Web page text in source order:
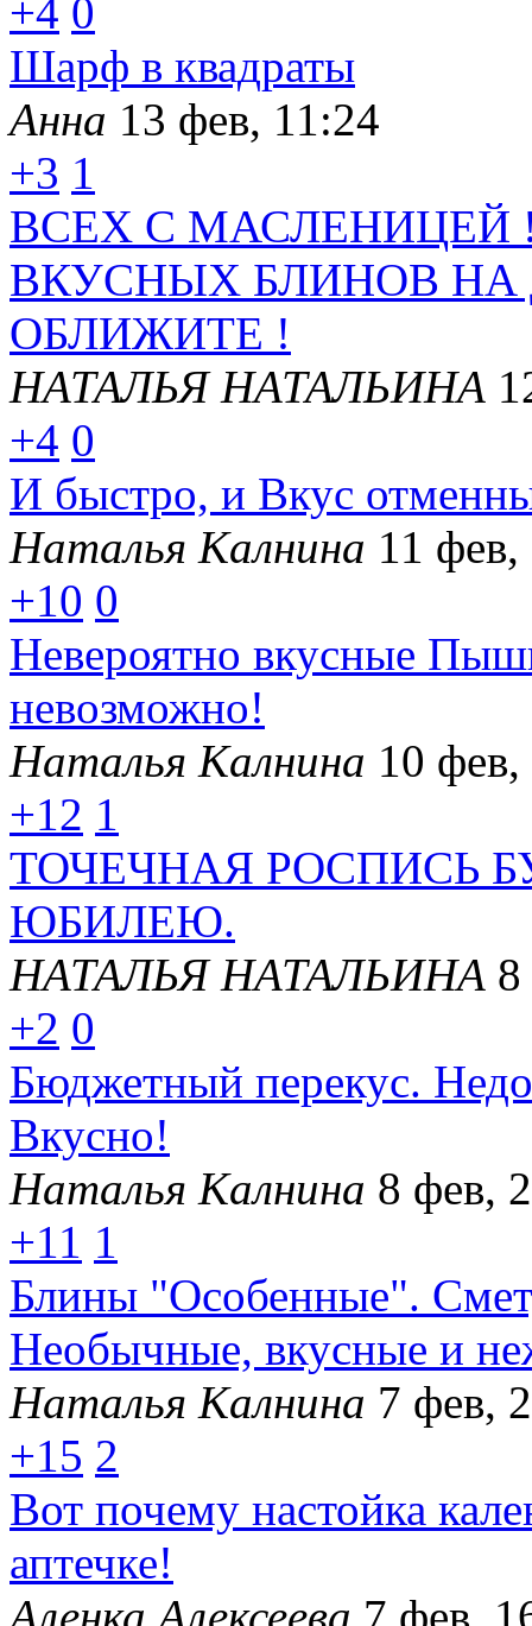
+4 0
Шарф в квадраты
Анна 13 фев, 11:24
+3 1
ВСЕХ С МАСЛЕНИЦЕЙ
ВКУСНЫХ БЛИНОВ
ОБЛИЖИТЕ !
НАТАЛЬЯ НАТАЛЬИНА
+4 0
И быстро, и Вкус
Наталья Калнина 11
+10 0
Невероятно вкусные
невозможно!
Наталья Калнина 10
+12 1
ТОЧЕЧНАЯ РОСПИСЬ
ЮБИЛЕЮ.
НАТАЛЬЯ НАТАЛЬИНА
+2 0
Бюджетный перекус.
Вкусно!
Наталья Калнина 8 фев,
+11 1
Блины "Особенные".
Необычные, вкусные и
Наталья Калнина 7 фев,
+15 2
Вот почему настойка
аптечке!
Аленка Алексеева 7 фев,